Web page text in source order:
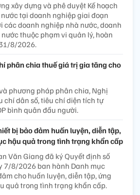
xây dựng và phê duyệt Kế hoạch
tại doanh nghiệp giai đoạn
các doanh nghiệp nhà nước, doanh
thuộc phạm vi quản lý, hoàn
8/2026.
phân chia thuế giá trị gia tăng cho
phương pháp phân chia, Nghị
chí dân số, tiêu chí diện tích tự
bình quân đầu người.
bị bảo đảm huấn luyện, diễn tập,
hậu quả trong tình trạng khẩn cấp
Văn Giang đã ký Quyết định số
7/8/2026 ban hành Danh mục
cho huấn luyện, diễn tập, ứng
quả trong tình trạng khẩn cấp.